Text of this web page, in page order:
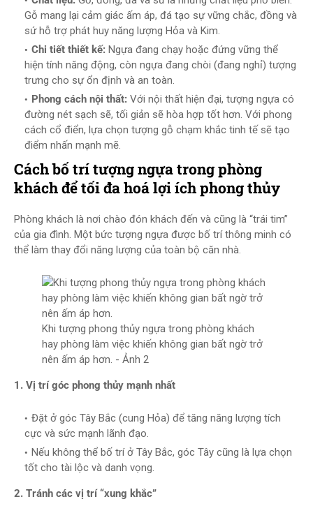
Gỗ mang lại cảm giác ấm áp, đá tạo sự vững chắc, đồng và
sứ hỗ trợ phát huy năng lượng Hỏa và Kim.
Chi tiết thiết kế: Ngựa đang chạy hoặc đứng vững thể
hiện tính năng động, còn ngựa đang chòi (đang nghỉ) tượng
trưng cho sự ổn định và an toàn.
Phong cách nội thất: Với nội thất hiện đại, tượng ngựa có
đường nét sạch sẽ, tối giản sẽ hòa hợp tốt hơn. Với phong
cách cổ điển, lựa chọn tượng gỗ chạm khắc tinh tế sẽ tạo
điểm nhấn mạnh mẽ.
Cách bố trí tượng ngựa trong phòng
khách để tối đa hoá lợi ích phong thủy
Phòng khách là nơi chào đón khách đến và cũng là “trái tim”
của gia đình. Một bức tượng ngựa được bố trí thông minh có
thể làm thay đổi năng lượng của toàn bộ căn nhà.
Khi tượng phong thủy ngựa trong phòng khách
hay phòng làm việc khiến không gian bất ngờ trở
nên ấm áp hơn. - Ảnh 2
1. Vị trí góc phong thủy mạnh nhất
Đặt ở góc Tây Bắc (cung Hỏa) để tăng năng lượng tích
cực và sức mạnh lãnh đạo.
Nếu không thể bố trí ở Tây Bắc, góc Tây cũng là lựa chọn
tốt cho tài lộc và danh vọng.
2. Tránh các vị trí “xung khắc”